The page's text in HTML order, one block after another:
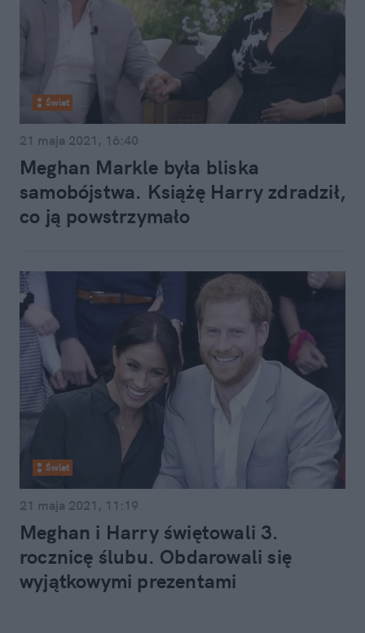
Świat
21 maja 2021, 16:40
Meghan Markle była bliska
samobójstwa. Książę Harry zdradził,
co ją powstrzymało
Świat
21 maja 2021, 11:19
Meghan i Harry świętowali 3.
rocznicę ślubu. Obdarowali się
wyjątkowymi prezentami